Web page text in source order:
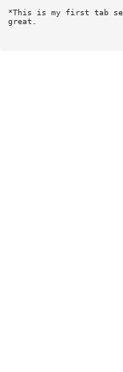
*This is my first tab
great.